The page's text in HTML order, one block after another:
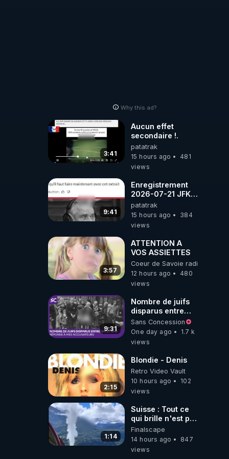
Why this ad?
3:41
Aucun effet
secondaire !.
patatrak
15 hours ago
481
views
9:41
Enregistrement
2026-07-21 JFK
Jr et CIA !
patatrak
15 hours ago
384
views
3:57
ATTENTION A
VOS ASSIETTES
Coeur de Savoie radioweb TV
12 hours ago
480
views
9:31
Nombre de juifs
disparus entre
1941 et 1945
(Réponse à mes
accusateurs)
Sans Concession
One day ago
1.7 k
views
2:15
Blondie - Denis
Retro Video Vault
10 hours ago
102
views
1:14
Suisse : Tout ce
qui brille n'est pas
de l'Or!
Finalscape
14 hours ago
847
views